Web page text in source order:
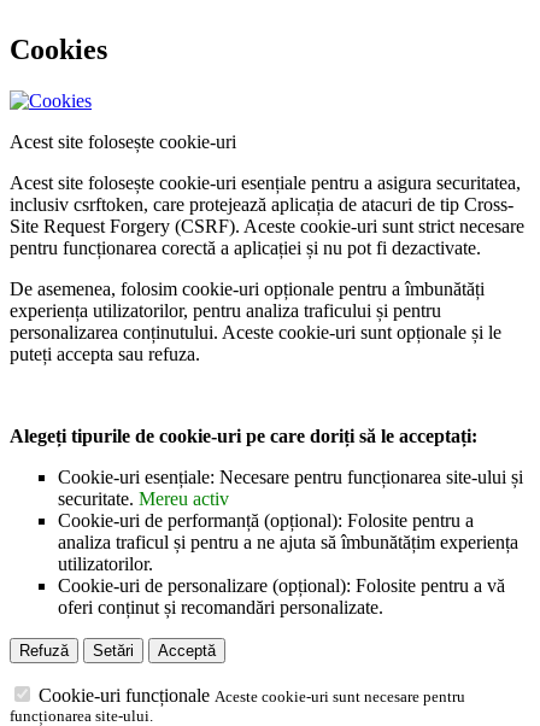
Cookies
Acest site folosește cookie-uri
Acest site folosește cookie-uri esențiale pentru a asigura securitatea,
inclusiv csrftoken, care protejează aplicația de atacuri de tip Cross-
Site Request Forgery (CSRF). Aceste cookie-uri sunt strict necesare
pentru funcționarea corectă a aplicației și nu pot fi dezactivate.
De asemenea, folosim cookie-uri opționale pentru a îmbunătăți
experiența utilizatorilor, pentru analiza traficului și pentru
personalizarea conținutului. Aceste cookie-uri sunt opționale și le
puteți accepta sau refuza.
Alegeți tipurile de cookie-uri pe care doriți să le acceptați:
Cookie-uri esențiale: Necesare pentru funcționarea site-ului și
securitate. Mereu activ
Cookie-uri de performanță (opțional): Folosite pentru a
analiza traficul și pentru a ne ajuta să îmbunătățim experiența
utilizatorilor.
Cookie-uri de personalizare (opțional): Folosite pentru a vă
oferi conținut și recomandări personalizate.
Refuză Setări Acceptă
Cookie-uri funcționale Aceste cookie-uri sunt necesare pentru
funcționarea site-ului.